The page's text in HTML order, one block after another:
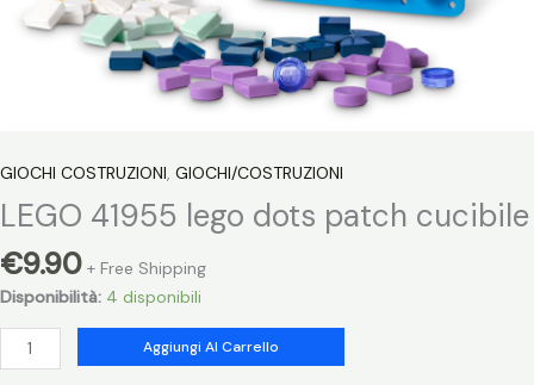
GIOCHI COSTRUZIONI, GIOCHI/COSTRUZIONI
LEGO 41955 lego dots patch cucibile
€9.90 + Free Shipping
Disponibilità: 4 disponibili
LEGO
41955
Aggiungi Al Carrello